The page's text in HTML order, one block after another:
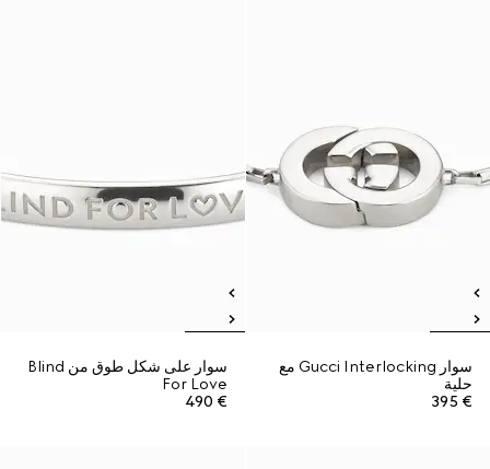
سوار Gucci Interlocking مع
حلية
€ 395
سوار على شكل طوق من Blind
For Love
€ 490